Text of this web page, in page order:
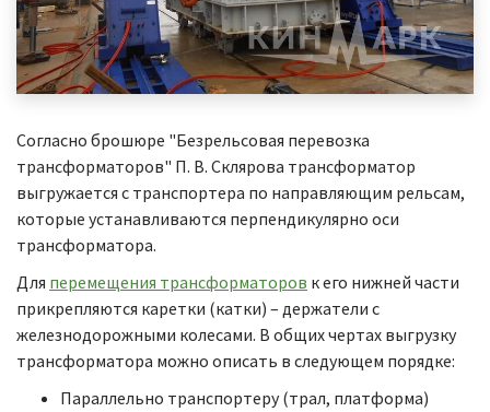
Согласно брошюре "Безрельсовая перевозка
трансформаторов" П. В. Склярова трансформатор
выгружается с транспортера по направляющим рельсам,
которые устанавливаются перпендикулярно оси
трансформатора.
Для перемещения трансформаторов к его нижней части
прикрепляются каретки (катки) – держатели с
железнодорожными колесами. В общих чертах выгрузку
трансформатора можно описать в следующем порядке:
Параллельно транспортеру (трал, платформа)